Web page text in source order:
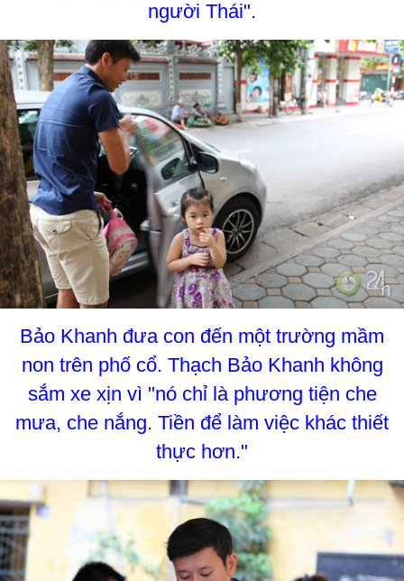
người Thái".
Bảo Khanh đưa con đến một trường mầm
non trên phố cổ. Thạch Bảo Khanh không
sắm xe xịn vì "nó chỉ là phương tiện che
mưa, che nắng. Tiền để làm việc khác thiết
thực hơn."